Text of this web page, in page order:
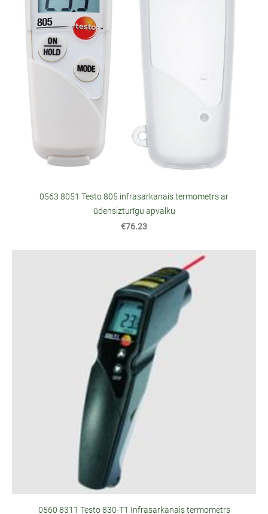
0563 8051 Testo 805 infrasarkanais termometrs ar
ūdensizturīgu apvalku
€76.23
0560 8311 Testo 830-T1 Infrasarkanais termometrs